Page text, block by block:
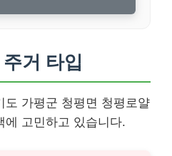
거 타입
도 가평군 청평면 청평로얄
에 고민하고 있습니다.